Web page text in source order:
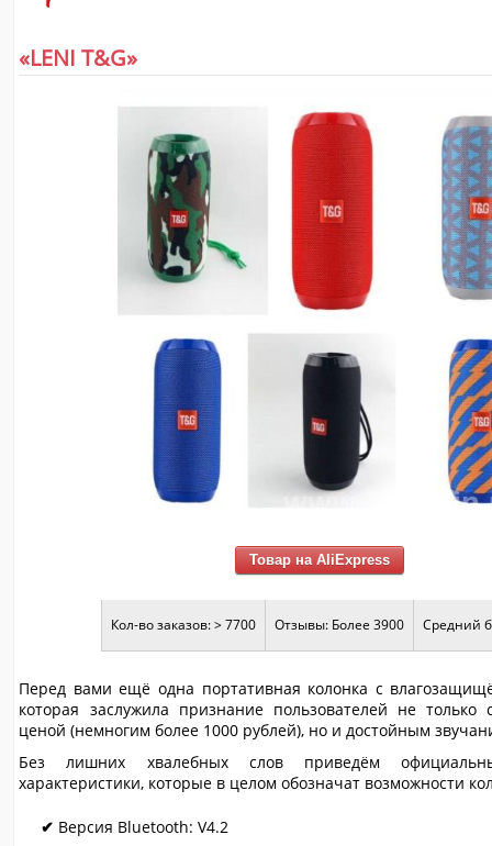
«LENI T&G»
Товар на AliExpress
Кол-во заказов: > 7700 Отзывы: Более 3900 Средний
Перед вами ещё одна портативная колонка с
которая заслужила признание пользователей не только
ценой (немногим более 1000 рублей), но и достойным
Без лишних хвалебных слов приведём
характеристики, которые в целом обозначат возможности
Версия Bluetooth: V4.2